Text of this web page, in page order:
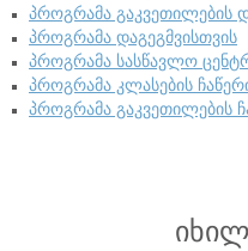
პროგრამა გაკვეთილების
პროგრამა დაგეგმვისთვის
პროგრამა სასწავლო
პროგრამა კლასების
პროგრამა გაკვეთილების